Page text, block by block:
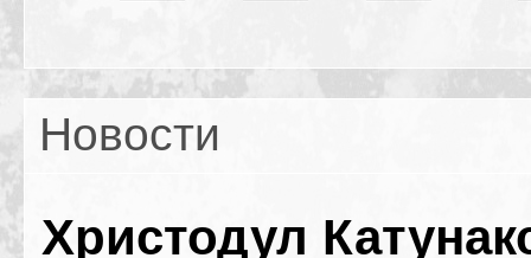
Новости
Христодул